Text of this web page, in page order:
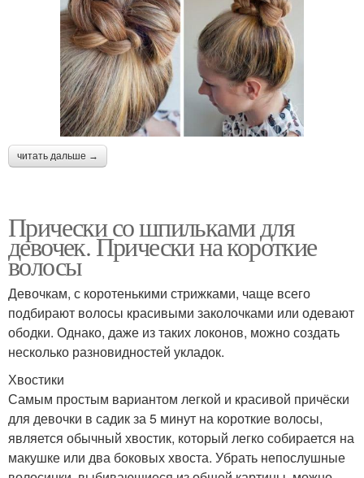
читать дальше →
Прически со шпильками для
девочек. Прически на короткие
волосы
Девочкам, с коротенькими стрижками, чаще всего
подбирают волосы красивыми заколочками или одевают
ободки. Однако, даже из таких локонов, можно создать
несколько разновидностей укладок.
Хвостики
Самым простым вариантом легкой и красивой причёски
для девочки в садик за 5 минут на короткие волосы,
является обычный хвостик, который легко собирается на
макушке или два боковых хвоста. Убрать непослушные